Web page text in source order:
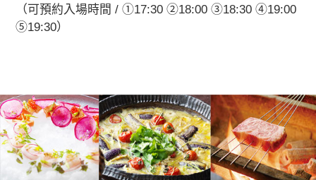
（可預約入場時間 / ①17:30 ②18:00 ③18:30 ④19:00
⑤19:30）